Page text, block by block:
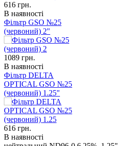
616 грн.
В наявності
Фільтр GSO №25
(червоний) 2"
1089 грн.
В наявності
Фільтр DELTA
OPTICAL GSO №25
(червоний) 1.25"
616 грн.
В наявності